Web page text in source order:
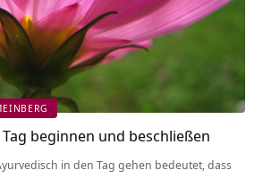
beginnen und beschließen
in den Tag gehen bedeutet, dass